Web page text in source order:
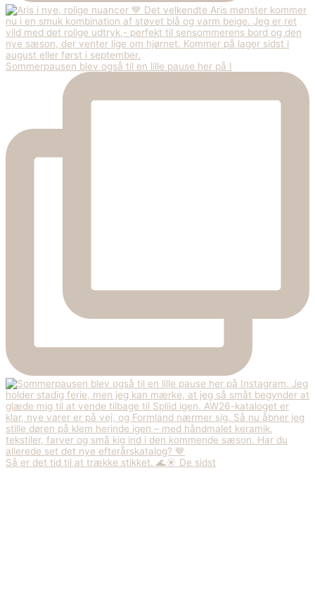
Sommerpausen blev også til en lille pause her på I
Så er det tid til at trække stikket. 🌊☀️ De sidst